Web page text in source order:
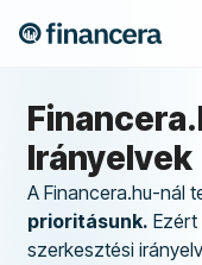
Irányelvek
A Financera.hu-nál
prioritásunk.
szerkesztési